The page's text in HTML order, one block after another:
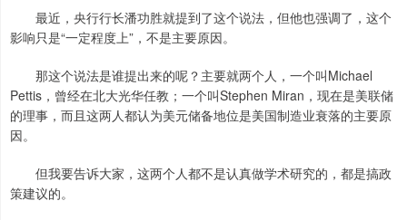
最近，央行行长潘功胜就提到了这个说法，但他也强调了，这个
影响只是“一定程度上”，不是主要原因。
那这个说法是谁提出来的呢？主要就两个人，一个叫Michael
Pettis，曾经在北大光华任教；一个叫Stephen Miran，现在是美联储
的理事，而且这两人都认为美元储备地位是美国制造业衰落的主要原
因。
但我要告诉大家，这两个人都不是认真做学术研究的，都是搞政
策建议的。